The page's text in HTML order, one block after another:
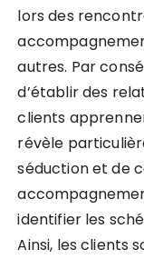
lors des
autres. Par
d’établir des
clients
révèle
séduction et de
identifier les
Ainsi, les clients